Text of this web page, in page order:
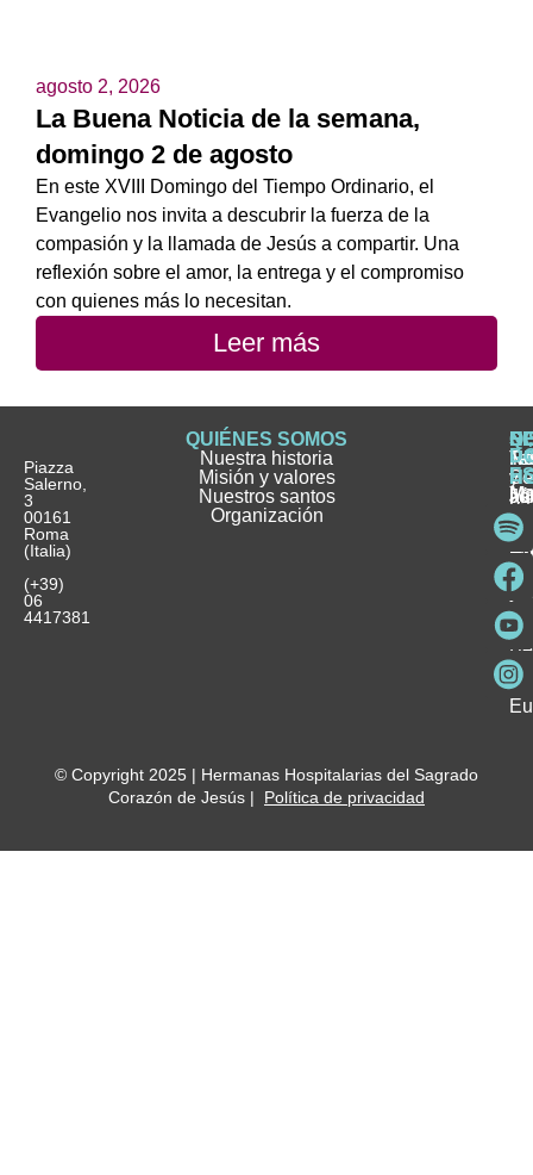
agosto 2, 2026
La Buena Noticia de la semana,
domingo 2 de agosto
En este XVIII Domingo del Tiempo Ordinario, el
Evangelio nos invita a descubrir la fuerza de la
compasión y la llamada de Jesús a compartir. Una
reflexión sobre el amor, la entrega y el compromiso
con quienes más lo necesitan.
Leer más
Piazza
Salerno,
3
00161
Roma
(Italia)
(+39)
06
4417381
QUIÉNES SOMOS
Nuestra historia
Misión y valores
Nuestros santos
Organización
e
y
y
© Copyright 2025 | Hermanas Hospitalarias del Sagrado
Corazón de Jesús | Política de privacidad